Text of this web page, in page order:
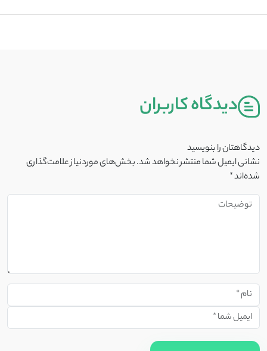
دیدگاه کاربران
دیدگاهتان را بنویسید
نشانی ایمیل شما منتشر نخواهد شد.بخش‌های موردنیاز علامت‌گذاری
شده‌اند*